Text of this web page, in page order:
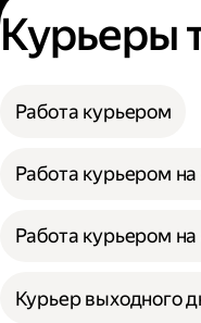
Курьеры
Работа курьером
Работа курьером
Работа курьером
Курьер выходного